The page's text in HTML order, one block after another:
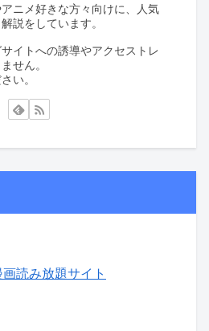
ニメ好きな方々向けに、人気
説をしています。
イトへの誘導やアクセストレ
せん。
い。
読み放題サイト